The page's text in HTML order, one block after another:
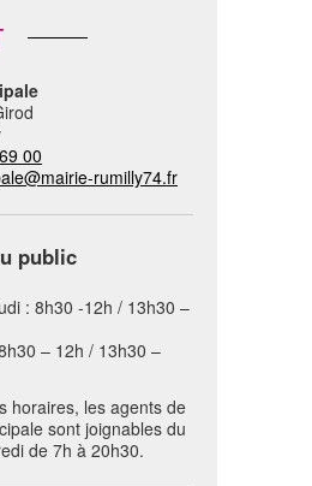
00
rumilly74.fr
public
: 8h30 -12h / 13h30 –
– 12h / 13h30 –
horaires, les agents de
sont joignables du
de 7h à 20h30.